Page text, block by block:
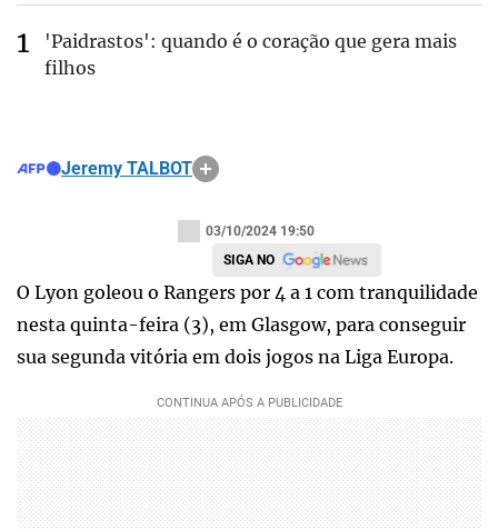
'Paidrastos': quando é o coração que gera mais
filhos
Jeremy TALBOT
03/10/2024 19:50
SIGA NO
O Lyon goleou o Rangers por 4 a 1 com tranquilidade
nesta quinta-feira (3), em Glasgow, para conseguir
sua segunda vitória em dois jogos na Liga Europa.